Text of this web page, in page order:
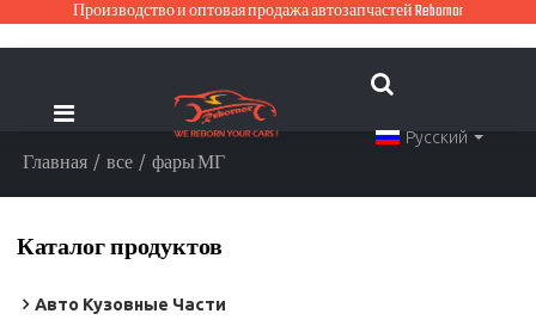
Производство и оптовая продажа автозапчастей Rebornor
Русский
Главная / все / фары МГ
Каталог продуктов
Авто Кузовные Части